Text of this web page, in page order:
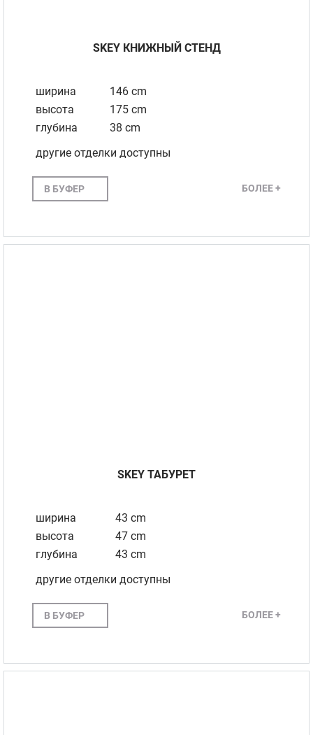
SKEY КНИЖНЫЙ СТЕНД
ширина
146 cm
высота
175 cm
глубина
38 cm
другие отделки доступны
В БУФЕР БОЛЕЕ +
SKEY ТАБУРЕТ
ширина
43 cm
высота
47 cm
глубина
43 cm
другие отделки доступны
В БУФЕР БОЛЕЕ +